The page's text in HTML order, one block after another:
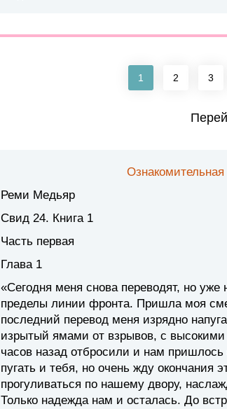
1 2 3
Реми Медьяр
Свид 24. Книга 1
Часть первая
Глава 1
«Сегодня меня снова переводят, но
пределы линии фронта. Пришла моя
последний перевод меня изрядно
изрытый ямами от взрывов, с
часов назад отбросили и нам
пугать и тебя, но очень жду
прогуливаться по нашему двору,
Только надежда нам и осталась. До